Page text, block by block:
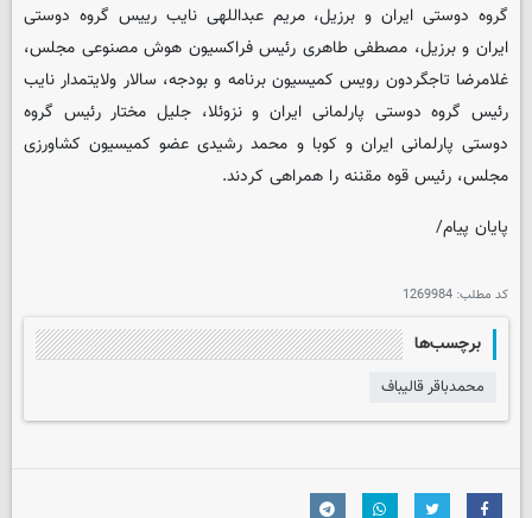
گروه دوستی ایران و برزیل، مریم عبداللهی نایب رییس گروه دوستی
ایران و برزیل، مصطفی طاهری رئیس فراکسیون هوش مصنوعی مجلس،
غلامرضا تاجگردون رویس کمیسیون برنامه و بودجه، سالار ولایتمدار نایب
رئیس گروه دوستی پارلمانی ایران و نزوئلا، جلیل مختار رئیس گروه
دوستی پارلمانی ایران و کوبا و محمد رشیدی عضو کمیسیون کشاورزی
مجلس، رئیس قوه مقننه را همراهی کردند.
پایان پیام/
کد مطلب: 1269984
برچسب‌ها
محمدباقر قالیباف